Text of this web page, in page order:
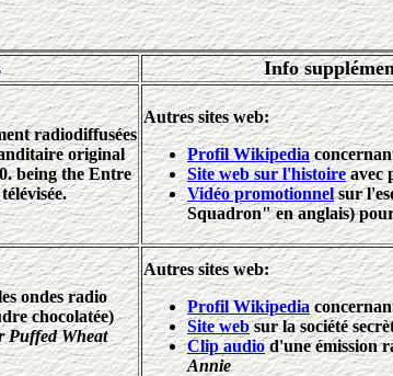
Info
radiodiffusées
original
being the Entre
Autres sites web:
Profil Wikipedia
Site web sur l'histoireavec
Vidéo promotionnelsur
Squadron" en anglais)
ondes radio
chocolatée)
Puffed Wheat
Autres sites web:
Profil Wikipedia
Site websur la société
Clip audiod'une émission
Annie